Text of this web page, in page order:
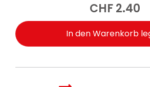
CHF2.40
In den Warenkorb